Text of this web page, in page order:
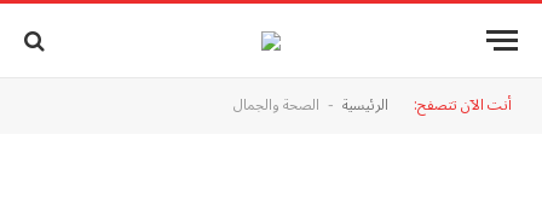
أنت الآن تتصفح: الرئيسية - الصحة والجمال